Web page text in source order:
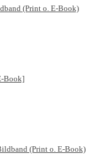
(Print o. E-Book)
Book]
(Print o. E-Book)